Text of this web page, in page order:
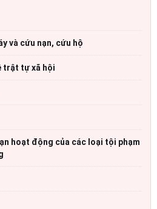
và cứu nạn, cứu hộ
trật tự xã hội
hoạt động của các loại tội phạm